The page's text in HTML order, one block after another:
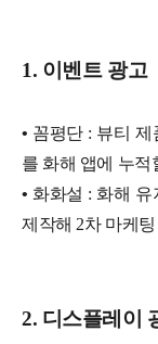
1. 이벤트 광고
• 꼼평단 : 뷰티
를 화해 앱에 누적
• 화화설 : 화해
제작해 2차 마케
2. 디스플레이